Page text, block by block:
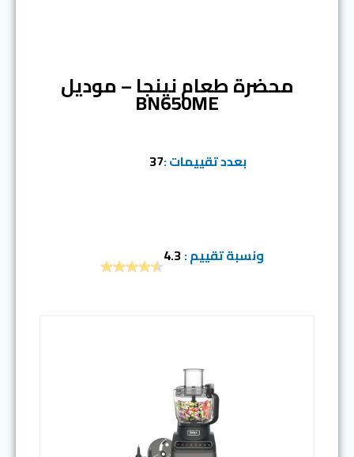
محضرة طعام نينجا – موديل
BN650ME
بعدد تقييمات :37
ونسبة تقييم :4.3